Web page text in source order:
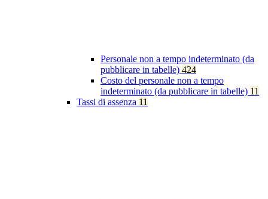
Personale non a tempo indeterminato (da
pubblicare in tabelle) 424
Costo del personale non a tempo
indeterminato (da pubblicare in tabelle) 11
Tassi di assenza 11